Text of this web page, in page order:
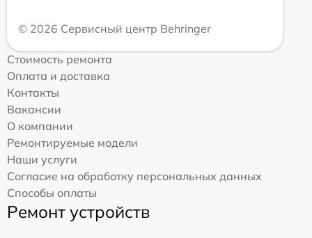
© 2026 Сервисный центр Behringer
Стоимость ремонта
Оплата и доставка
Контакты
Вакансии
О компании
Ремонтируемые модели
Наши услуги
Согласие на обработку персональных данных
Способы оплаты
Ремонт устройств